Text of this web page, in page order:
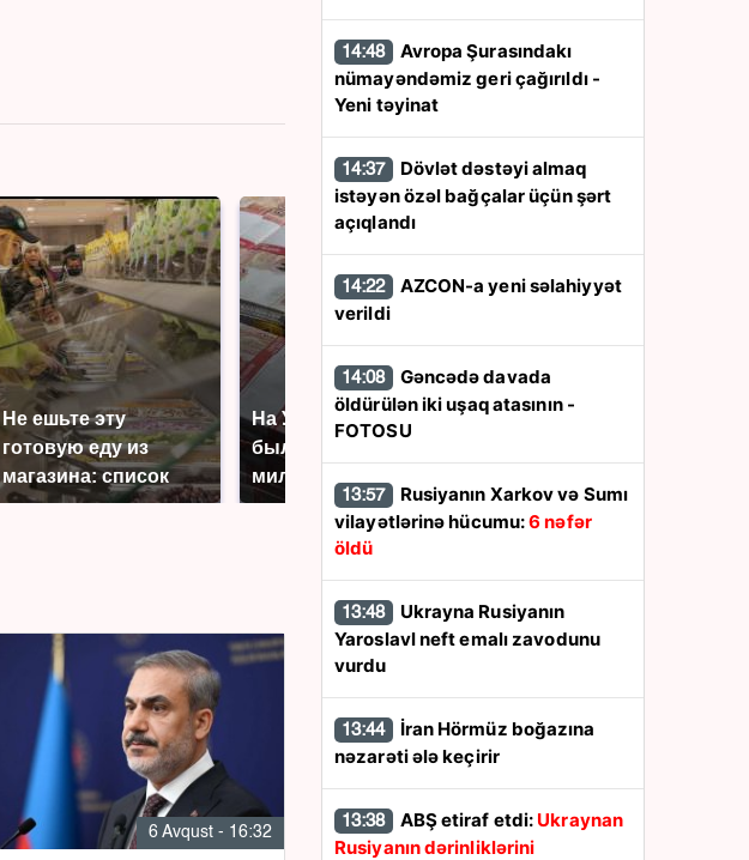
Не ешьте эту
готовую еду из
магазина: список
На Урале из казны
были украдены 18
миллионов рублей
Такую зиму в России
6 Avqust - 16:32
14:48
nümayəndəmiz geri çağırıldı -
Yeni təyinat
14:37
istəyən özəl bağçalar üçün şərt
açıqlandı
14:22
verildi
14:08
öldürülən iki uşaq atasının -
FOTOSU
13:57
vilayətlərinə hücumu:6 nəfər
öldü
13:48
Yaroslavl neft emalı zavodunu
vurdu
13:44
nəzarəti ələ keçirir
13:38 ABŞ etiraf etdi: Ukraynan
Rusiyanın dərinliklərini